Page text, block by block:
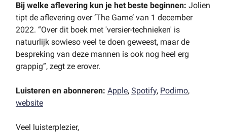
Bij welke aflevering kun je het beste beginnen: Jolien
tipt de aflevering over ‘The Game’ van 1 december
2022. “Over dit boek met 'versier-technieken' is
natuurlijk sowieso veel te doen geweest, maar de
bespreking van deze mannen is ook nog heel erg
grappig”, zegt ze erover.
Luisteren en abonneren: Apple, Spotify, Podimo,
website
Veel luisterplezier,